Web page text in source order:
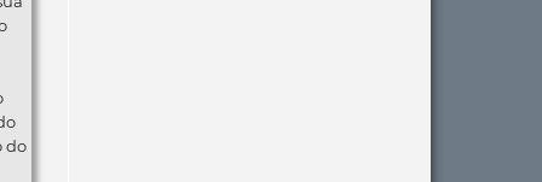
do